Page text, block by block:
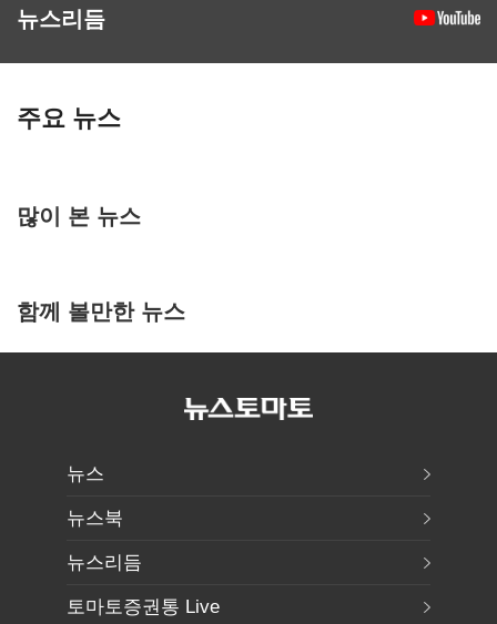
뉴스리듬
주요 뉴스
많이 본 뉴스
함께 볼만한 뉴스
뉴스
뉴스북
뉴스리듬
토마토증권통 Live